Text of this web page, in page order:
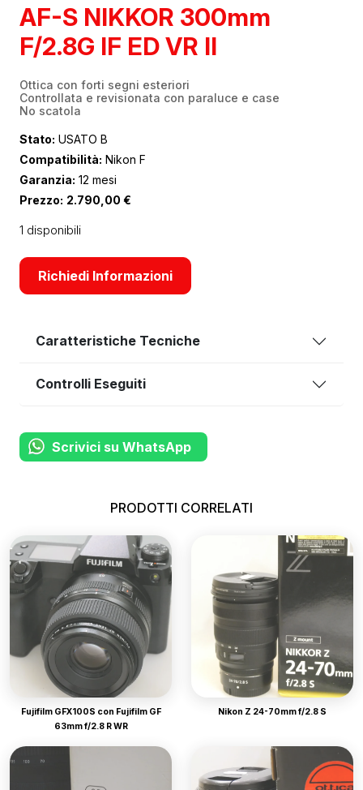
AF-S NIKKOR 300mm
F/2.8G IF ED VR II
Ottica con forti segni esteriori
Controllata e revisionata con paraluce e case
No scatola
Stato: USATO B
Compatibilità: Nikon F
Garanzia: 12 mesi
Prezzo: 2.790,00 €
1 disponibili
Richiedi Informazioni
Caratteristiche Tecniche
Controlli Eseguiti
Scrivici su WhatsApp
PRODOTTI CORRELATI
Fujifilm GFX100S con Fujifilm GF
63mm f/2.8 R WR
Nikon Z 24-70mm f/2.8 S